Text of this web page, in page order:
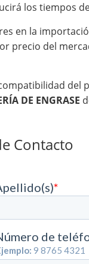
los tiempos
en la
precio del
DE ENGRASE
Contacto